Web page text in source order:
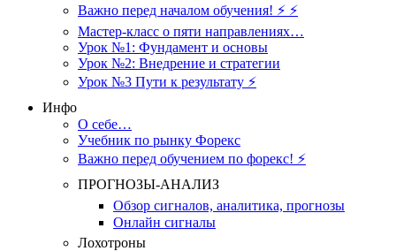
Важно перед началом обучения! ⚡ ⚡
Мастер-класс о пяти направлениях…
Урок №1: Фундамент и основы
Урок №2: Внедрение и стратегии
Урок №3 Пути к результату ⚡️
Инфо
О себе…
Учебник по рынку Форекс
Важно перед обучением по форекс! ⚡
ПРОГНОЗЫ-АНАЛИЗ
Обзор сигналов, аналитика, прогнозы
Онлайн сигналы
Лохотроны